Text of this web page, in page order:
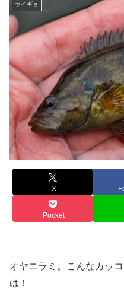
ライギョ
X
Pocket
オヤニラミ。こんなカッ
は！